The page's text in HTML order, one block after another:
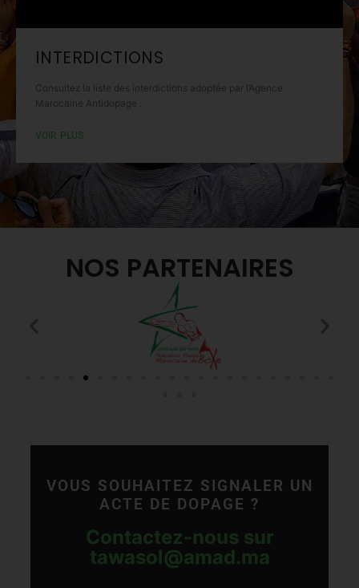
INTERDICTIONS
Consultez la liste des interdictions adoptée par l’Agence
Marocaine Antidopage .
VOIR PLUS
NOS PARTENAIRES
VOUS SOUHAITEZ SIGNALER UN
ACTE DE DOPAGE ?
Contactez-nous sur
tawasol@amad.ma